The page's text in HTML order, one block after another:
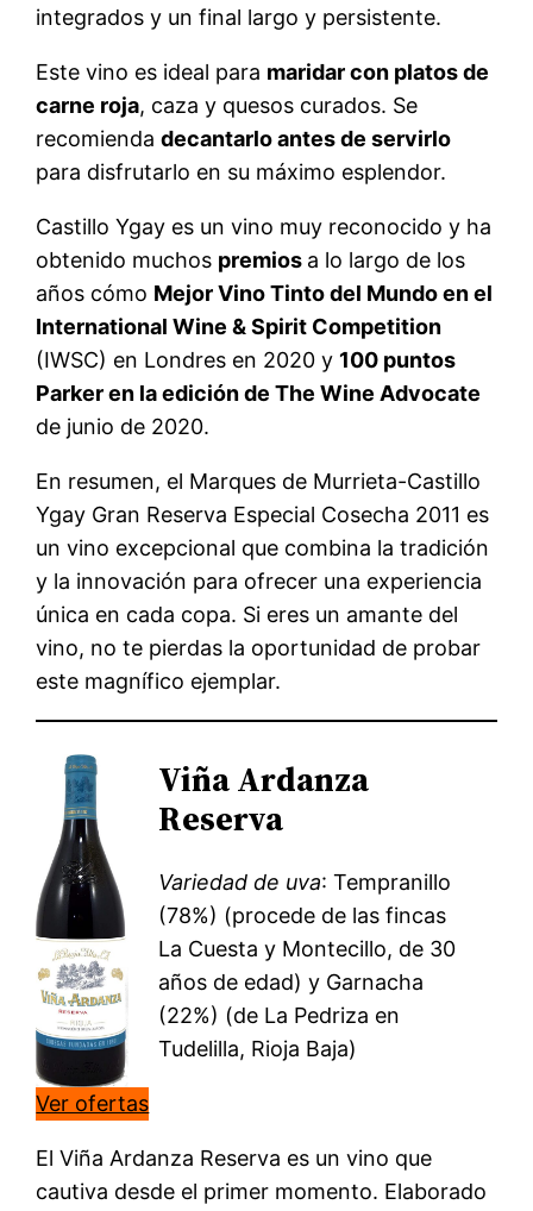
integrados y un final largo y persistente.
Este vino es ideal para maridar con platos de
carne roja, caza y quesos curados. Se
recomiendadecantarlo antes de servirlo
para disfrutarlo en su máximo esplendor.
Castillo Ygay es un vino muy reconocido y ha
obtenido muchos premios a lo largo de los
años cómo Mejor Vino Tinto del Mundo en el
International Wine & Spirit Competition
(IWSC) en Londres en 2020 y 100 puntos
Parker en la edición de The Wine Advocate
de junio de 2020.
En resumen, el Marques de Murrieta-Castillo
Ygay Gran Reserva Especial Cosecha 2011 es
un vino excepcional que combina la tradición
y la innovación para ofrecer una experiencia
única en cada copa. Si eres un amante del
vino, no te pierdas la oportunidad de probar
este magnífico ejemplar.
Viña Ardanza
Reserva
Variedad de uva: Tempranillo
(78%) (procede de las fincas
La Cuesta y Montecillo, de 30
años de edad) y Garnacha
(22%) (de La Pedriza en
Tudelilla, Rioja Baja)
Ver ofertas
El Viña Ardanza Reserva es un vino que
cautiva desde el primer momento. Elaborado